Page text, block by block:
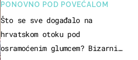
PONOVNO POD POVEĆALOM
Što se sve događalo na
hrvatskom otoku pod
osramoćenim glumcem? Bizarni